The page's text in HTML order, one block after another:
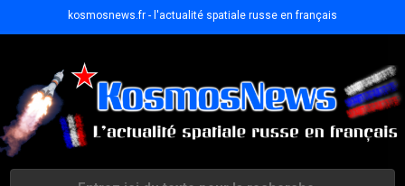
kosmosnews.fr - l'actualité spatiale russe en français